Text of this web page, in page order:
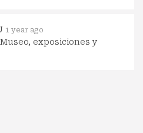
1 year ago
Museo, exposiciones y